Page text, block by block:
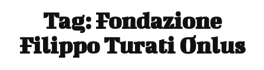
Tag:Fondazione
Filippo Turati Onlus